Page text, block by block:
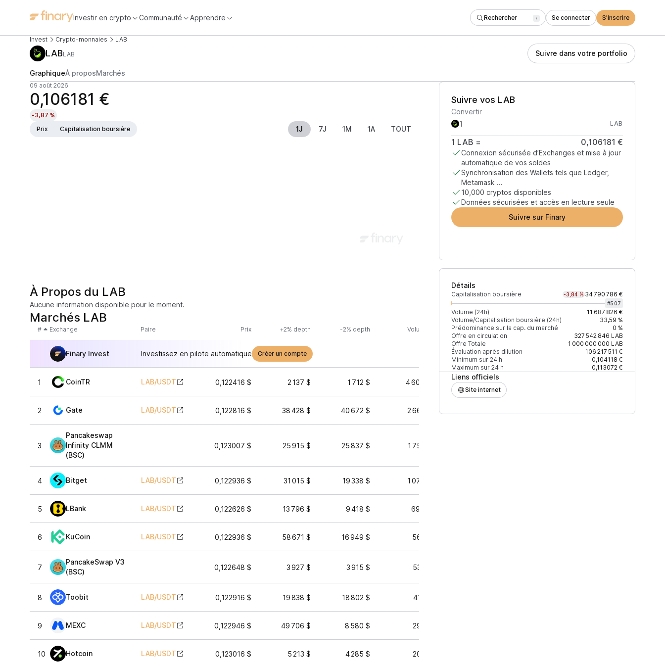
Investir en crypto Communauté Apprendre Rechercher / Se connecter S'inscrire
Invest Crypto-monnaies LAB
LABLAB Suivre dans votre portfolio
GraphiqueÀ proposMarchés
09 août 2026
0,106181 €
-3,87 %
Prix
Capitalisation boursière 1J 7J 1M 1A TOUT
Suivre vos LAB
Convertir
LAB
1 LAB = 0,106181 €
Connexion sécurisée d’Exchanges et mise à jour
automatique de vos soldes
Synchronisation des Wallets tels que Ledger,
Metamask ...
10,000 cryptos disponibles
Données sécurisées et accès en lecture seule
Suivre sur Finary
Détails
Capitalisation boursière -3,84 % 34 790 786 €
#507
Volume (24h)
11 687 826 €
Volume/Capitalisation boursière (24h)
33,59 %
Prédominance sur la cap. du marché
0 %
Offre en circulation
327 542 846 LAB
Offre Totale
1 000 000 000 LAB
Évaluation après dilution
106 217 511 €
Minimum sur 24 h
0,104118 €
Maximum sur 24 h
0,113072 €
Liens officiels
Site internet
À Propos du LAB
Aucune information disponible pour le moment.
Marchés LAB
# Exchange Paire Prix +2% depth -2% depth Volume (24h) % du volume Confiance Mis à jour
Finary Invest Investissez en pilote automatique Créer un compte
1 CoinTR LAB/USDT 0,122416 $ 2 137 $ 1 712 $ 4 608 687 $ 34,12 %
2 Gate LAB/USDT 0,122816 $ 38 428 $ 40 672 $ 2 669 719 $
3
Pancakeswap
Infinity CLMM
(BSC)
0,123007 $ 25 915 $ 25 837 $ 1 756 401 $
4 Bitget LAB/USDT 0,122936 $ 31 015 $ 19 338 $ 1 077 385 $
5 LBank LAB/USDT 0,122626 $ 13 796 $ 9 418 $ 696 066 $
6 KuCoin LAB/USDT 0,122936 $ 58 671 $ 16 949 $ 568 881 $
7
PancakeSwap V3
(BSC)
0,122648 $ 3 927 $ 3 915 $ 533 974 $
8 Toobit LAB/USDT 0,122916 $ 19 838 $ 18 802 $ 419 160 $
9 MEXC LAB/USDT 0,122946 $ 49 706 $ 8 580 $ 291 098 $
10 Hotcoin LAB/USDT 0,123016 $ 5 213 $ 4 285 $ 200 014 $